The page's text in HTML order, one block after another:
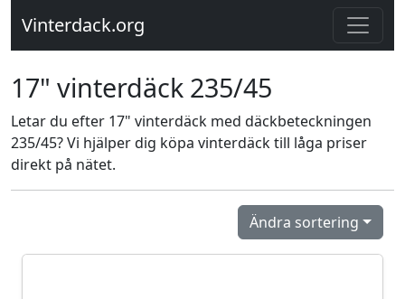
Vinterdack.org
17" vinterdäck 235/45
Letar du efter 17" vinterdäck med däckbeteckningen
235/45? Vi hjälper dig köpa vinterdäck till låga priser
direkt på nätet.
Ändra sortering